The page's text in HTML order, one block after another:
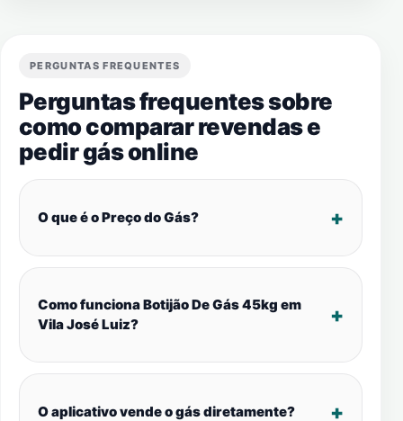
PERGUNTAS FREQUENTES
Perguntas frequentes sobre
como comparar revendas e
pedir gás online
O que é o Preço do Gás?
Como funciona Botijão De Gás 45kg em
Vila José Luiz?
O aplicativo vende o gás diretamente?